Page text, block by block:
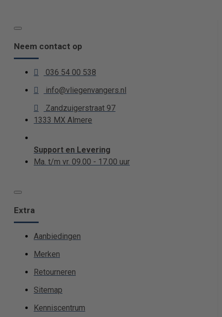
Neem contact op
036 54 00 538
info@vliegenvangers.nl
Zandzuigerstraat 97
1333 MX Almere
Support en Levering
Ma. t/m vr. 09.00 - 17.00 uur
Extra
Aanbiedingen
Merken
Retourneren
Sitemap
Kenniscentrum